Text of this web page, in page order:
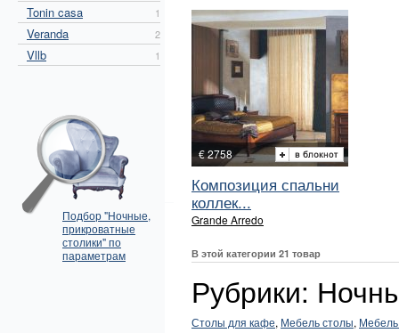
Tonin casa 1
Veranda 2
Vllb 1
Подбор "Ночные,
прикроватные
столики" по
параметрам
€ 2758
Композиция спальни
коллек...
Grande Arredo
В этой категории 21 товар
Рубрики:
Столы для кафе, Мебель столы, Мебель